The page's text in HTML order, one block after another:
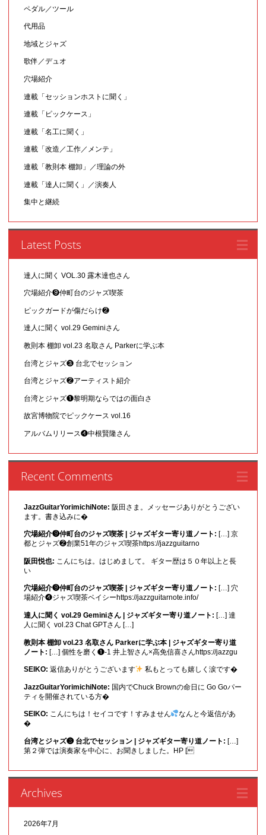
ペダル／ツール
代用品
地域とジャズ
歌伴／デュオ
穴場紹介
連載「セッションホストに聞く」
連載「ピックケース」
連載「名工に聞く」
連載「改造／工作／メンテ」
連載「教則本 棚卸」／理論の外
連載「達人に聞く」／演奏人
集中と継続
Latest Posts
達人に聞く VOL.30 露木達也さん
穴場紹介❾仲町台のジャズ喫茶
ピックガードが傷だらけ❷
達人に聞く vol.29 Geminiさん
教則本 棚卸 vol.23 名取さん Parkerに学ぶ本
台湾とジャズ❸ 台北でセッション
台湾とジャズ❷アーティスト紹介
台湾とジャズ❶黎明期ならではの面白さ
故宮博物院でピックケース vol.16
アルバムリリース❹中根賢隆さん
Recent Comments
JazzGuitarYorimichiNote: 阪田さま。メッセージありがとうござい
ます。書き込みに�
穴場紹介❾仲町台のジャズ喫茶 | ジャズギター寄り道ノート: […] 京
都とジャズ❷創業51年のジャズ喫茶https://jazzguitarno
阪田悦也: こんにちは。はじめまして。 ギター歴は５０年以上と長
い
穴場紹介❾仲町台のジャズ喫茶 | ジャズギター寄り道ノート: […] 穴
場紹介❹ジャズ喫茶ベイシーhttps://jazzguitarnote.info/
達人に聞く vol.29 Geminiさん | ジャズギター寄り道ノート: […] 達
人に聞く vol.23 Chat GPTさん […]
教則本 棚卸 vol.23 名取さん Parkerに学ぶ本 | ジャズギター寄り道
ノート: […] 個性を磨く❶-1 井上智さん×高免信喜さんhttps://jazzgu
SEIKO: 返信ありがとうございます 私もとっても嬉しく涙です�
JazzGuitarYorimichiNote: 国内でChuck Brownの命日に Go Goパー
ティを開催されている方�
SEIKO: こんにちは！セイコです！すみません
なんと今返信があ
�
台湾とジャズ❸ 台北でセッション | ジャズギター寄り道ノート: […]
第２弾では演奏家を中心に、お聞きしました。HP [
Archives
2026年7月